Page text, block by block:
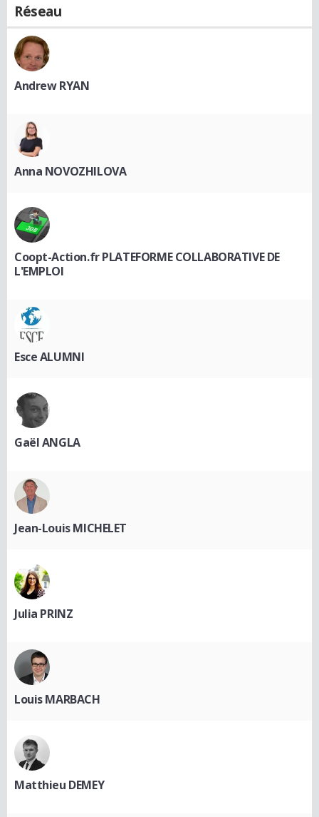
Réseau
Andrew RYAN
Anna NOVOZHILOVA
Coopt-Action.fr PLATEFORME COLLABORATIVE DE
L'EMPLOI
Esce ALUMNI
Gaël ANGLA
Jean-Louis MICHELET
Julia PRINZ
Louis MARBACH
Matthieu DEMEY